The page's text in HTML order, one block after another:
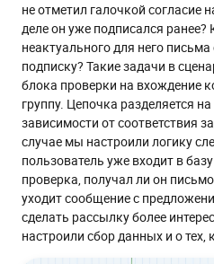
не отметил галочкой согласие
деле он уже подписался
неактуального для него
подписку? Такие задачи в
блока проверки на вхождение
группу. Цепочка разделяется
зависимости от соответствия
случае мы настроили логику
пользователь уже входит в
проверка, получал ли он
уходит сообщение с
сделать рассылку более
настроили сбор данных и о тех,